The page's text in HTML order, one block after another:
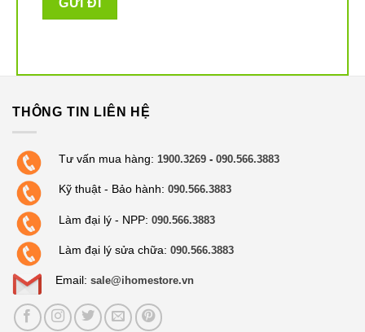
THÔNG TIN LIÊN HỆ
Tư vấn mua hàng: 1900.3269 -090.566.3883
Kỹ thuật - Bảo hành: 090.566.3883
Làm đại lý - NPP: 090.566.3883
Làm đại lý sửa chữa: 090.566.3883
Email: sale@ihomestore.vn